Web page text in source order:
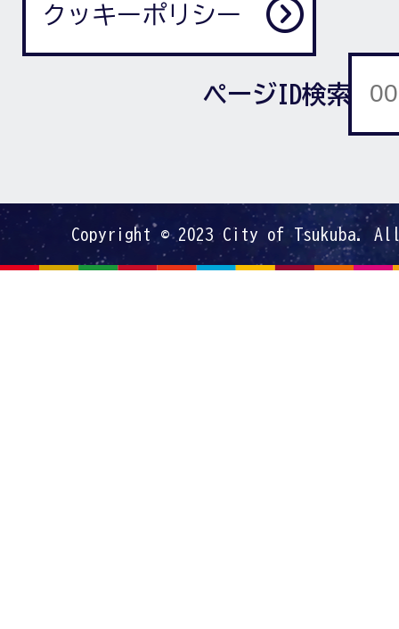
クッキーポリシー
ページID検索
Copyright © 2023 City of Tsukuba.